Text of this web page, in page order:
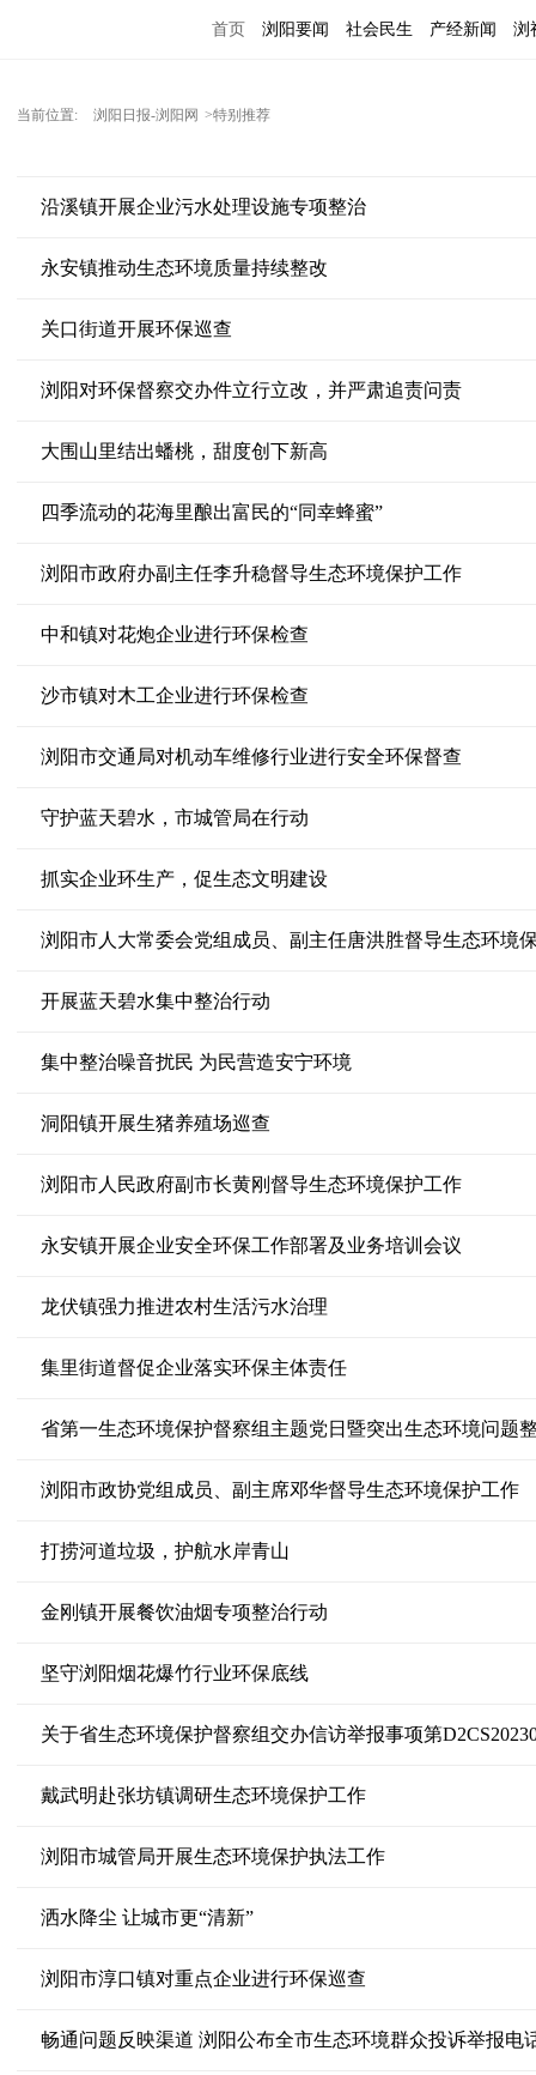
首页 浏阳要闻 社会民生 产经新闻 浏
当前位置: 浏阳日报-浏阳网 >特别推荐
沿溪镇开展企业污水处理设施专项整治
永安镇推动生态环境质量持续整改
关口街道开展环保巡查
浏阳对环保督察交办件立行立改，并严肃追责问责
大围山里结出蟠桃，甜度创下新高
四季流动的花海里酿出富民的“同幸蜂蜜”
浏阳市政府办副主任李升稳督导生态环境保护工作
中和镇对花炮企业进行环保检查
沙市镇对木工企业进行环保检查
浏阳市交通局对机动车维修行业进行安全环保督查
守护蓝天碧水，市城管局在行动
抓实企业环生产，促生态文明建设
浏阳市人大常委会党组成员、副主任唐洪胜督导生态环境
开展蓝天碧水集中整治行动
集中整治噪音扰民 为民营造安宁环境
洞阳镇开展生猪养殖场巡查
浏阳市人民政府副市长黄刚督导生态环境保护工作
永安镇开展企业安全环保工作部署及业务培训会议
龙伏镇强力推进农村生活污水治理
集里街道督促企业落实环保主体责任
省第一生态环境保护督察组主题党日暨突出生态环境问题
浏阳市政协党组成员、副主席邓华督导生态环境保护工作
打捞河道垃圾，护航水岸青山
金刚镇开展餐饮油烟专项整治行动
坚守浏阳烟花爆竹行业环保底线
关于省生态环境保护督察组交办信访举报事项第
戴武明赴张坊镇调研生态环境保护工作
浏阳市城管局开展生态环境保护执法工作
洒水降尘 让城市更“清新”
浏阳市淳口镇对重点企业进行环保巡查
畅通问题反映渠道 浏阳公布全市生态环境群众投诉举报电